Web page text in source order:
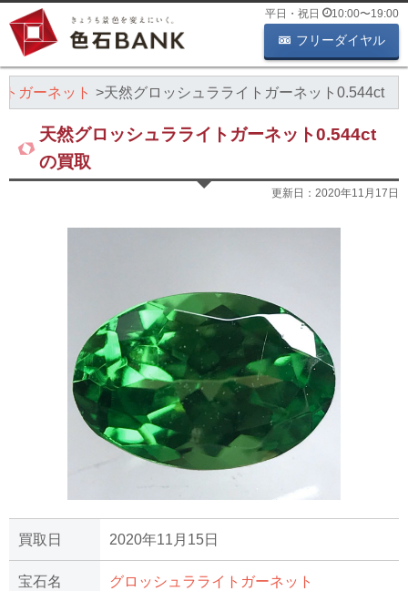
平日・祝日 10:00〜19:00
フリーダイヤル
ガーネット 天然グロッシュラライトガーネット0.544ct
天然グロッシュラライトガーネット0.544ct
の買取
更新日： 2020年11月17日
買取日 2020年11月15日
宝石名 グロッシュラライトガーネット